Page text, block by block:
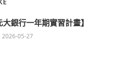
銀行一年期實習計畫】
2026-05-27